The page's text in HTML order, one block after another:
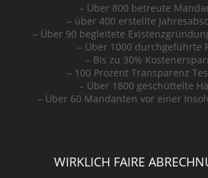
– Über 800 betreute
– über 400 erstellte
– Über 90 begleitete
– Über 1000 durchgeführte
– Bis zu 30%
– 100 Prozent Transparenz
– Über 1800 geschüttelte
– Über 60 Mandanten vor einer
WIRKLICH FAIRE